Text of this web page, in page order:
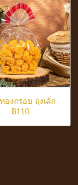
องกรอบ ถุงเล็ก
฿110